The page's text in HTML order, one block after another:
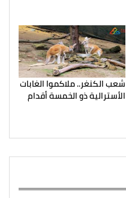
شعب الكنغر.. ملاكموا الغابات
الأسترالية ذو الخمسة أقدام